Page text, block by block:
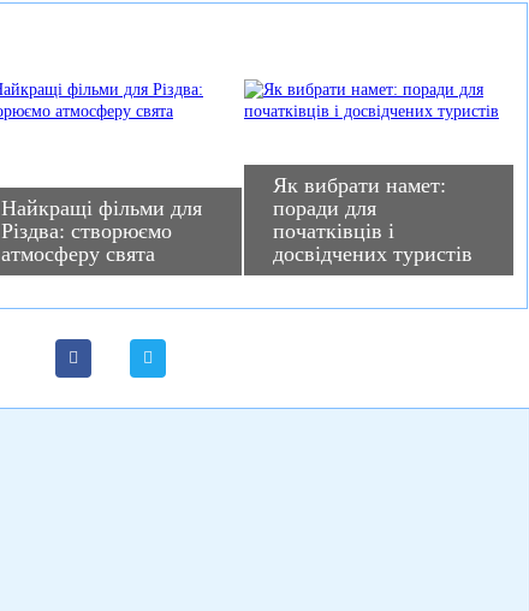
Найкращі фільми для
Різдва: створюємо
атмосферу свята
Як вибрати намет:
поради для
початківців і
досвідчених туристів